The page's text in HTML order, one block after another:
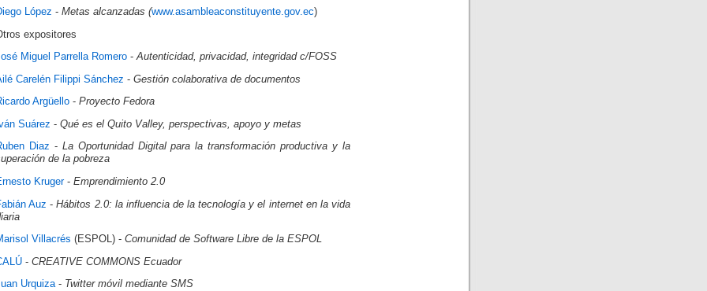
López - Metas alcanzadas (www.asambleaconstituyente.gov.ec)
expositores
Miguel Parrella Romero -Autenticidad, privacidad, integridad c/FOSS
Carelén Filippi Sánchez - Gestión colaborativa de documentos
Argüello - Proyecto Fedora
Suárez - Qué es el Quito Valley, perspectivas, apoyo y metas
Diaz - La Oportunidad Digital para la transformación productiva y la
de la pobreza
Kruger- Emprendimiento 2.0
Auz -Hábitos 2.0: la influencia de la tecnología y el internet en la vida
Villacrés (ESPOL) - Comunidad de Software Libre de la ESPOL
- CREATIVE COMMONS Ecuador
Urquiza- Twitter móvil mediante SMS